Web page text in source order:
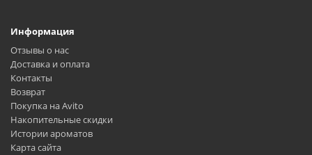
Информация
Отзывы о нас
Доставка и оплата
Контакты
Возврат
Покупка на Avito
Накопительные скидки
Истории ароматов
Карта сайта